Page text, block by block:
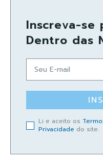
Inscreva-se
Dentro das
Li e aceito os
Privacidade do site.